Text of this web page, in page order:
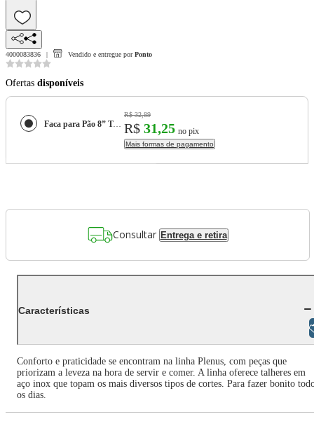
4000083836 Vendido e entregue por Ponto
Ofertas disponíveis
Faca para Pão 8” Tramontina Plenus Inox Branco - 1 Peça
R$ 32,89
R$ 31,25 no pix
Mais formas de pagamento
Consultar Entrega e retira
Características
Conforto e praticidade se encontram na linha Plenus, com peças que
priorizam a leveza na hora de servir e comer. A linha oferece talheres em
aço inox que topam os mais diversos tipos de cortes. Para fazer bonito
os dias.